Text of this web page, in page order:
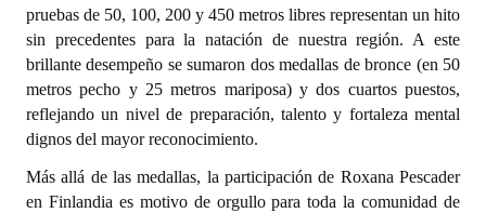
Ejecución Presupuestaria
Actas de Audiencias Públicas
NORMATIVA
Comunicaciones
Declaraciones
pruebas de 50, 100, 200 y 450 metros libres representan un hito
sin precedentes para la natación de nuestra región. A este
brillante desempeño se sumaron dos medallas de bronce (en 50
metros pecho y 25 metros mariposa) y dos cuartos puestos,
reflejando un nivel de preparación, talento y fortaleza mental
dignos del mayor reconocimiento.
Más allá de las medallas, la participación de Roxana Pescader
en Finlandia es motivo de orgullo para toda la comunidad de